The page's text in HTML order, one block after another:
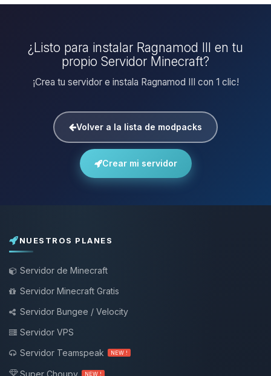
¿Listo para instalar Ragnamod III en tu
propio Servidor Minecraft?
¡Crea tu servidor e instala Ragnamod III con 1 clic!
Volver a la lista de modpacks
Crear mi servidor
NUESTROS PLANES
Servidor de Minecraft
Servidor Minecraft Gratis
Servidor Bungee / Velocity
Servidor VPS
Servidor Teamspeak
NEW !
Super Choupy NEW !